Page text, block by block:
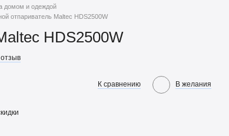
домом и одеждой
отпариватель Maltec HDS2500W
HDS2500W
К сравнению В желания